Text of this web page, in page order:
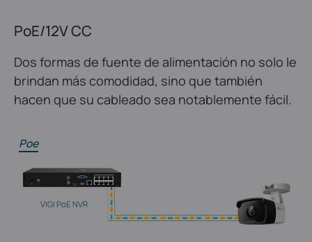
PoE/12V CC
Dos formas de fuente de alimentación no solo le
brindan más comodidad, sino que también
hacen que su cableado sea notablemente fácil.
Poe
VIGI PoE NVR